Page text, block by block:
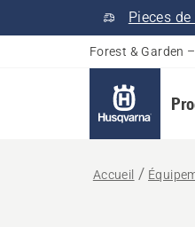
Pieces
Forest & Garden –
Accueil